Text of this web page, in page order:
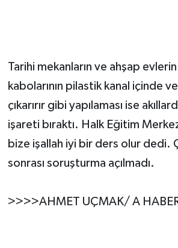
Tarihi mekanların ve ahşap
kabolarının pilastik kanal içinde
çıkarırır gibi yapılaması ise
işareti bıraktı. Halk Eğitim
bize işallah iyi bir ders olur dedi.
sonrası soruşturma açılmadı.
>>>>AHMET UÇMAK/ A